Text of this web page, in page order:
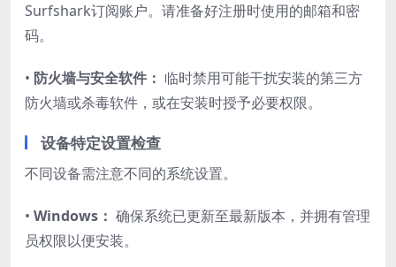
Surfshark订阅账户。请准备好注册时使用的邮箱和密
码。
• 防火墙与安全软件： 临时禁用可能干扰安装的第三方
防火墙或杀毒软件，或在安装时授予必要权限。
设备特定设置检查
不同设备需注意不同的系统设置。
• Windows： 确保系统已更新至最新版本，并拥有管理
员权限以便安装。